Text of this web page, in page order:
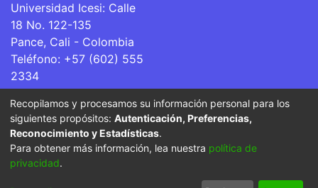
Universidad Icesi: Calle
18 No. 122-135
Pance, Cali - Colombia
Teléfono: +57 (602) 555
2334
ventanillaunica@icesi.edu.co
La Universidad Icesi es una Institución de Educación
Superior que se encuentra sujeta a inspección y vigilancia
por parte del Ministerio de Educación Nacional.
Recopilamos y procesamos su información personal para los
siguientes propósitos: Autenticación, Preferencias,
Reconocimiento y Estadísticas.
Para obtener más información, lea nuestra política de
privacidad.